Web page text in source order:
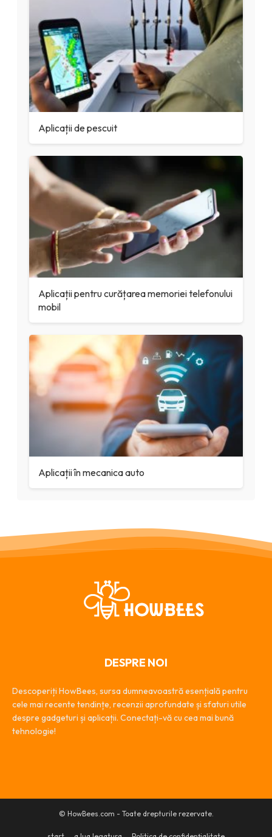
Aplicații de pescuit
Aplicații pentru curățarea memoriei telefonului
mobil
Aplicații în mecanica auto
DESPRE NOI
Descoperiți HowBees, sursa dumneavoastră esențială pentru
cele mai recente tendințe, recenzii aprofundate și sfaturi utile
despre gadgeturi și aplicații. Conectați-vă cu cea mai bună
tehnologie!
© HowBees.com - Toate drepturile rezervate.